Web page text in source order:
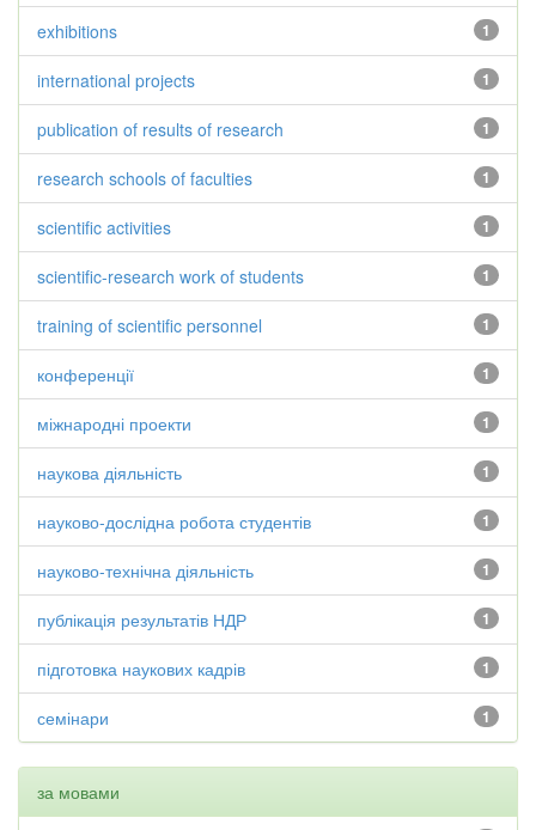
1
exhibitions
1
international projects
1
publication of results of research
1
research schools of faculties
1
scientific activities
1
scientific-research work of students
1
training of scientific personnel
1
конференції
1
міжнародні проекти
1
наукова діяльність
1
науково-дослідна робота студентів
1
науково-технічна діяльність
1
публікація результатів НДР
1
підготовка наукових кадрів
1
семінари
за мовами